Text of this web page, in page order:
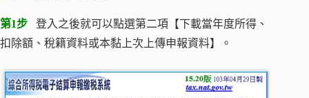
第1步 登入之後就可以點選第二項【下載當年度所得、
扣除額、稅籍資料或本黏上次上傳申報資料】。